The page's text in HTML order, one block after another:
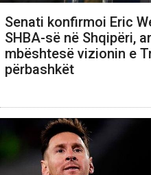
Senati konfirmoi Eric
SHBA-së në Shqipëri,
mbështesë vizionin e
përbashkët